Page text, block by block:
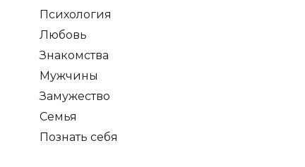
Психология
Любовь
Знакомства
Мужчины
Замужество
Семья
Познать себя